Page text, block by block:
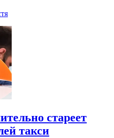
стареет
такси